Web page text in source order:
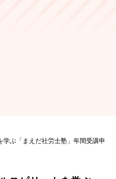
ぶ「まえだ社労士塾」年間受講申